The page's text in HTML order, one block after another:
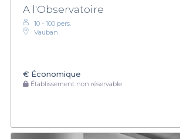
A l'Observatoire
10 - 100 pers.
Vauban
€ Économique
Établissement non réservable